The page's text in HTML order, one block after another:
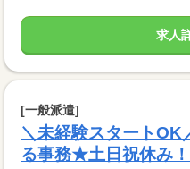
求人
[一般派遣]
＼未経験スタートOK
る事務★土日祝休み！